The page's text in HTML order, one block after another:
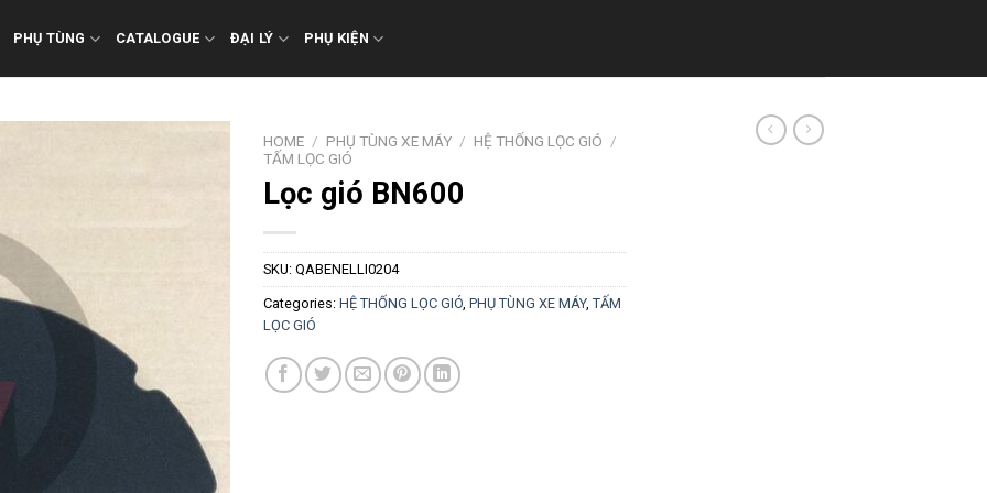
PHỤ TÙNG CATALOGUE ĐẠI LÝ PHỤ KIỆN
HOME / PHỤ TÙNG XE MÁY / HỆ THỐNG LỌC GIÓ /
TẤM LỌC GIÓ
Lọc gió BN600
SKU: QABENELLI0204
Categories: HỆ THỐNG LỌC GIÓ PHỤ TÙNG XE MÁY, TẤM
LỌC GIÓ